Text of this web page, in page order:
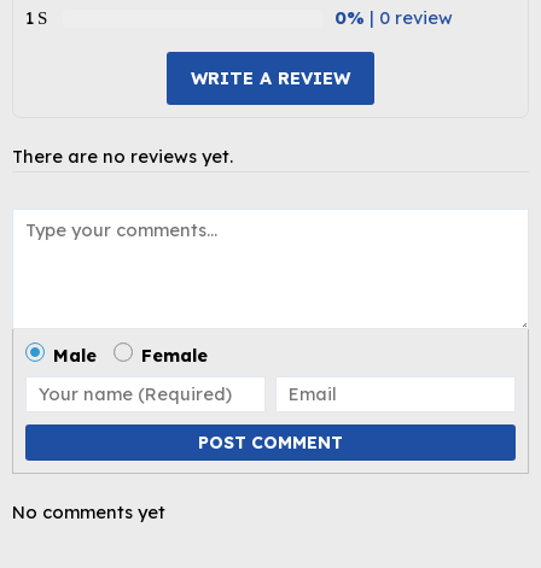
1
0% | 0 review
WRITE A REVIEW
There are no reviews yet.
Male Female
POST COMMENT
No comments yet